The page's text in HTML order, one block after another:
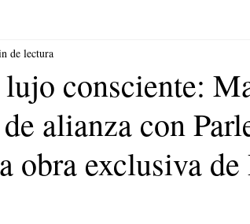
consciente:
alianza con
obra exclusiva de
de lectura